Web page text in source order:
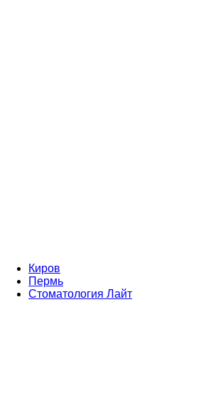
Киров
Пермь
Стоматология Лайт